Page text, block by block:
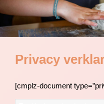
Privacy
[cmplz-document